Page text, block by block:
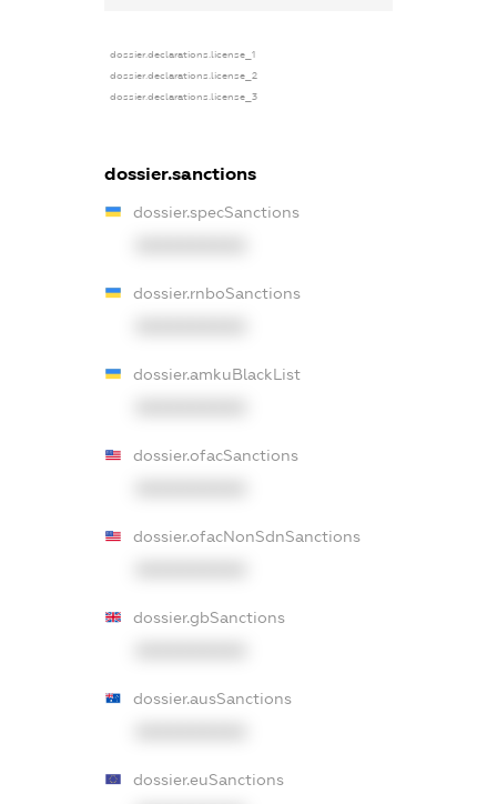
dossier.declarations.license_1
dossier.declarations.license_2
dossier.declarations.license_3
dossier.sanctions
dossier.specSanctions
dossier.rnboSanctions
dossier.amkuBlackList
dossier.ofacSanctions
dossier.ofacNonSdnSanctions
dossier.gbSanctions
dossier.ausSanctions
dossier.euSanctions